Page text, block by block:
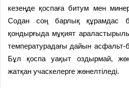
кезеңде қоспаға битум мен
Содан соң барлық құрамдас
қондырғыда мұқият
температурадағы дайын
Бұл қоспа уақыт оздырмай,
жатқан учаскелерге жөнелтіледі.